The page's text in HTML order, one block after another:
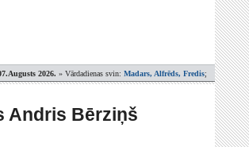
2026. » Vārdadienas svin: Madars, Alfrēds, Fredis;
Andris Bērziņš